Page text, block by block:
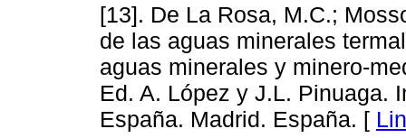
[13]. De La Rosa, M.C.;
de las aguas minerales
aguas minerales y minero-
Ed. A. López y J.L. Pinuaga.
España. Madrid. España. [